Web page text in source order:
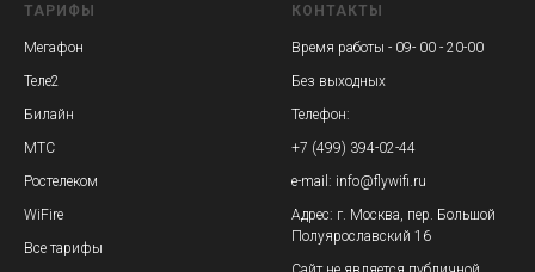
ТАРИФЫ
Мегафон
Теле2
Билайн
МТС
Ростелеком
WiFire
Все тарифы
КОНТАКТЫ
Время работы - 09- 00 - 20-00
Без выходных
Телефон:
+7 (499) 394-02-44
e-mail: info@flywifi.ru
Адрес: г. Москва, пер. Большой
Полуярославский 16